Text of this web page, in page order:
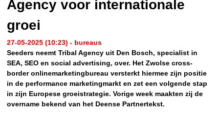
Agency voor internationale
groei
27-05-2025 (10:23) - bureaus
Seeders neemt Tribal Agency uit Den Bosch, specialist in
SEA, SEO en social advertising, over. Het Zwolse cross-
border onlinemarketingbureau versterkt hiermee zijn positie
in de performance marketingmarkt en zet een volgende stap
in zijn Europese groeistrategie. Vorige week maakten zij de
overname bekend van het Deense Partnertekst.